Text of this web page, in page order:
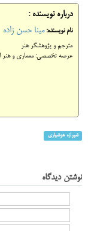
درباره نویسنده :
نام نویسنده: مینا حسن زاده
مترجم و پژوهشگر هنر
عرصه تخصصی: معماری و هنر
شیرازه هوشیاری
نوشتن دیدگاه